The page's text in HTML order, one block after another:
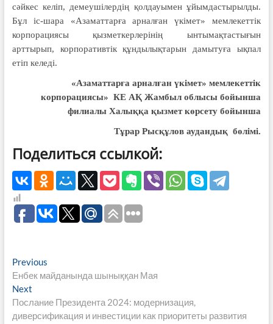
сәй­кес келіп, демеушілердің қолдауы­мен ұйымдастырылды.
Бұл іс-шара «Азаматтарға арналған үкімет» мемлекеттік
корпора­циясы қызметкерлерінің ынты­мақтастығын
арттырып, корпора­тивтік құндылықтарын дамытуға ықпал
етіп келеді.
«Азаматтарға арналған үкімет»мемлекеттік
корпорациясы» КЕ АҚ Жамбыл облысы бойынша
филиалы Халыққа қызмет көрсету бойынша
Тұрар Рысқұлов аудандық бөлімі.
Поделиться ссылкой:
Навигация
по
записям
PreviousPrevious
post:
Енбек майданында шыныққан Мая
NextNext
post:
Послание Президента 2024: модернизация,
диверсификация и инвестиции как приоритеты развития